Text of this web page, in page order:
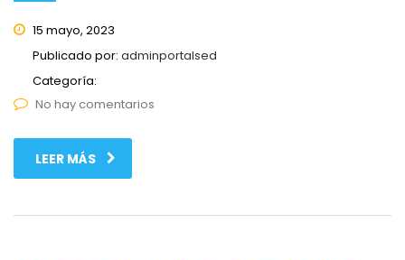
15 mayo, 2023
Publicado por: adminportalsed
Categoría:
No hay comentarios
LEER MÁS